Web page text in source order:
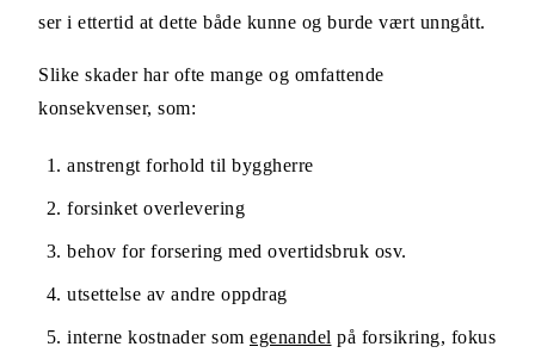
ser i ettertid at dette både kunne og burde vært unngått.
Slike skader har ofte mange og omfattende
konsekvenser, som:
anstrengt forhold til byggherre
forsinket overlevering
behov for forsering med overtidsbruk osv.
utsettelse av andre oppdrag
interne kostnader som egenandel på forsikring, fokus